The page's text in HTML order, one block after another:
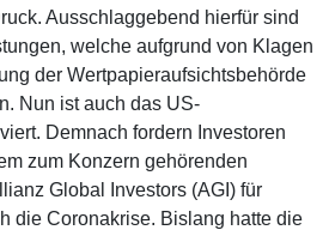
Ausschlaggebend hierfür sind
welche aufgrund von Klagen
der Wertpapieraufsichtsbehörde
Nun ist auch das US-
Demnach fordern Investoren
zum Konzern gehörenden
Global Investors (AGI) für
die Coronakrise. Bislang hatte die